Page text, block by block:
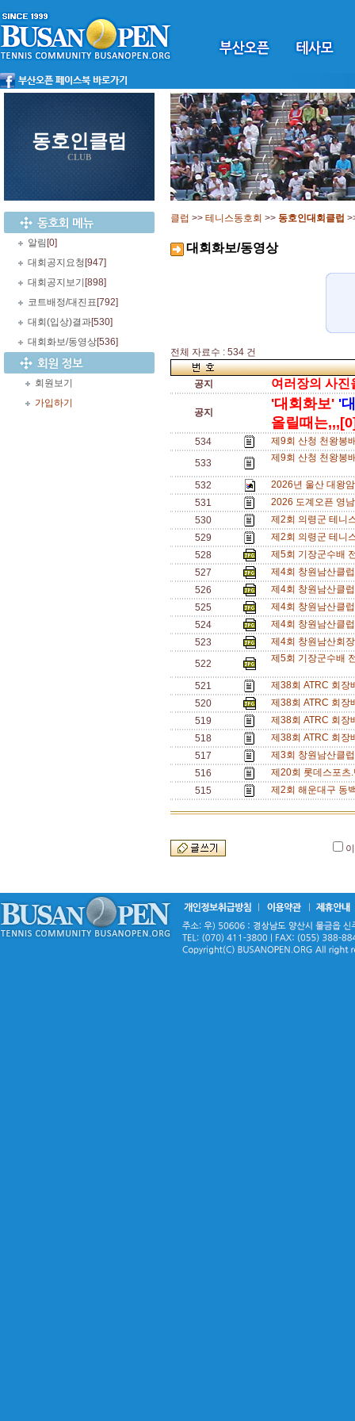
동호인클럽
CLUB
알림 [0]
대회공지요청 [947]
대회공지보기 [898]
코트배정/대진표 [792]
대회(입상)결과[530]
대회화보/동영상[536]
회원보기
가입하기
클럽 >> 테니스동호회 >> 동호인대회클럽
대회화보/동영상
전체 자료수 : 534 건
공지 여러장의 사진
공지
'대회화보' '
올릴때는
534
제9회 산청 천왕봉
533
제9회 산청 천왕봉
532
2026년 울산 대왕
531
2026 도계오픈 영
530
제2회 의령군 테니
529
제2회 의령군 테니
528
제5회 기장군수배
527
제4회 창원남산클
526
제4회 창원남산클
525
제4회 창원남산클
524
제4회 창원남산클
523
제4회 창원남산회
522
제5회 기장군수배
521
제38회 ATRC 회
520
제38회 ATRC 회
519
제38회 ATRC 회
518
제38회 ATRC 회
517
제3회 창원남산클
516
제20회 롯데스포
515
제2회 해운대구 동